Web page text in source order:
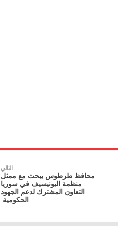
التالي
محافظ طرطوس يبحث مع ممثل
منظمة اليونيسيف في سوريا
التعاون ‏المشترك لدعم الجهود
الحكومية ‏